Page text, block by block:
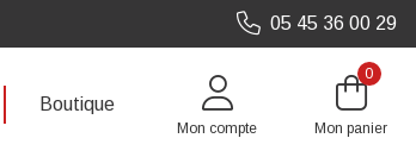
05 45 36 00 29
Boutique
Mon compte
0
Mon panier